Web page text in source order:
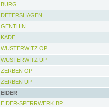
BURG
DETERSHAGEN
GENTHIN
KADE
WUSTERWITZ OP
WUSTERWITZ UP
ZERBEN OP
ZERBEN UP
EIDER
EIDER-SPERRWERK BP